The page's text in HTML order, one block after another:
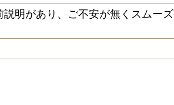
明があり、ご不安が無くスムーズ